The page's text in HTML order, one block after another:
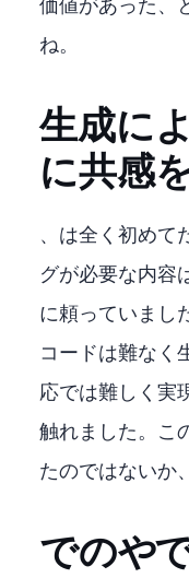
価値があった、
ね。
生成AI
に共感
C#、C++は全く初
グが必要な内容は
に頼っていまし
コードは難なく生成
応では難しく実
触れました。こ
たのではないか
C++でのONNX